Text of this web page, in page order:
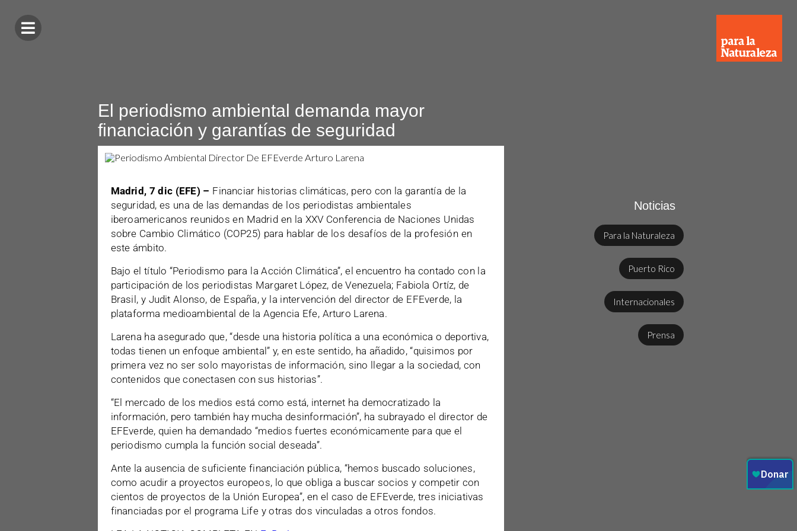
El periodismo ambiental demanda mayor
financiación y garantías de seguridad
Madrid, 7 dic (EFE) – Financiar historias climáticas, pero con la garantía de la
seguridad, es una de las demandas de los periodistas ambientales
iberoamericanos reunidos en Madrid en la XXV Conferencia de Naciones Unidas
sobre Cambio Climático (COP25) para hablar de los desafíos de la profesión en
este ámbito.
Bajo el título “Periodismo para la Acción Climática”, el encuentro ha contado con la
participación de los periodistas Margaret López, de Venezuela; Fabiola Ortíz, de
Brasil, y Judit Alonso, de España, y la intervención del director de EFEverde, la
plataforma medioambiental de la Agencia Efe, Arturo Larena.
Larena ha asegurado que, “desde una historia política a una económica o deportiva,
todas tienen un enfoque ambiental” y, en este sentido, ha añadido, “quisimos por
primera vez no ser solo mayoristas de información, sino llegar a la sociedad, con
contenidos que conectasen con sus historias”.
“El mercado de los medios está como está, internet ha democratizado la
información, pero también hay mucha desinformación”, ha subrayado el director de
EFEverde, quien ha demandado “medios fuertes económicamente para que el
periodismo cumpla la función social deseada”.
Ante la ausencia de suficiente financiación pública, “hemos buscado soluciones,
como acudir a proyectos europeos, lo que obliga a buscar socios y competir con
cientos de proyectos de la Unión Europea”, en el caso de EFEverde, tres iniciativas
financiadas por el programa Life y otras dos vinculadas a otros fondos.
Noticias
Para la Naturaleza
Puerto Rico
Internacionales
Prensa